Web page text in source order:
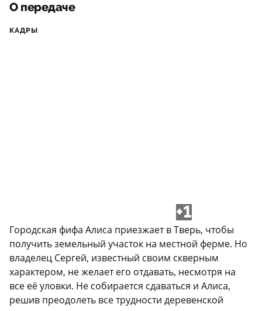
О передаче
КАДРЫ
+1
Городская фифа Алиса приезжает в Тверь, чтобы
получить земельный участок на местной ферме. Но
владелец Сергей, известный своим скверным
характером, не желает его отдавать, несмотря на
все её уловки. Не собирается сдаваться и Алиса,
решив преодолеть все трудности деревенской